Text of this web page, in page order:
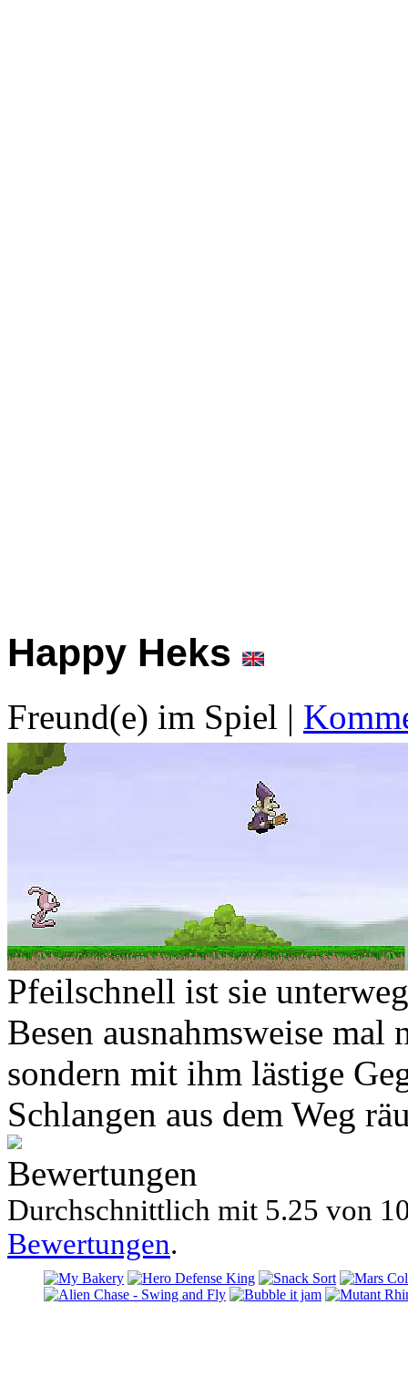
Happy Heks
Freund(e) im Spiel |
Pfeilschnell ist sie
Besen ausnahmsweise
sondern mit ihm lästige
Schlangen aus dem Weg
Bewertungen
Durchschnittlich mit 5.25 von
Bewertungen.